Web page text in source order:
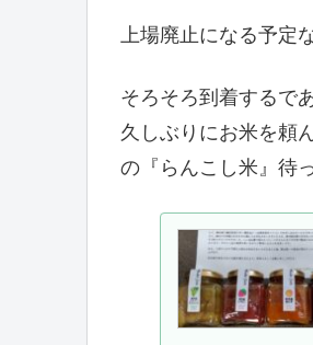
上場廃止になる予定
そろそろ到着するで
久しぶりにお米を頼
の『らんこし米』待